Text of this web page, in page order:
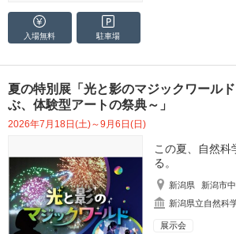
入場無料 駐車場
夏の特別展「光と影のマジックワール
ぶ、体験型アートの祭典～」
2026年7月18日(土)～9月6日(日)
この夏、自然科
る。
新潟県
新潟市
新潟県立自然
展示会